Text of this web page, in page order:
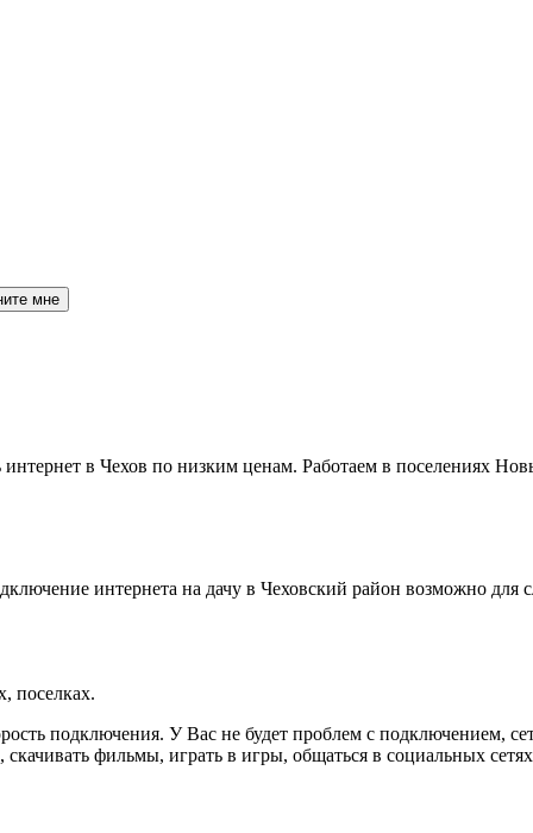
мне
в Чехов по низким ценам. Работаем в поселениях
интернета на дачу в Чеховский район возможно для
поселках.
подключения. У Вас не будет проблем с подключением,
фильмы, играть в игры, общаться в социальных